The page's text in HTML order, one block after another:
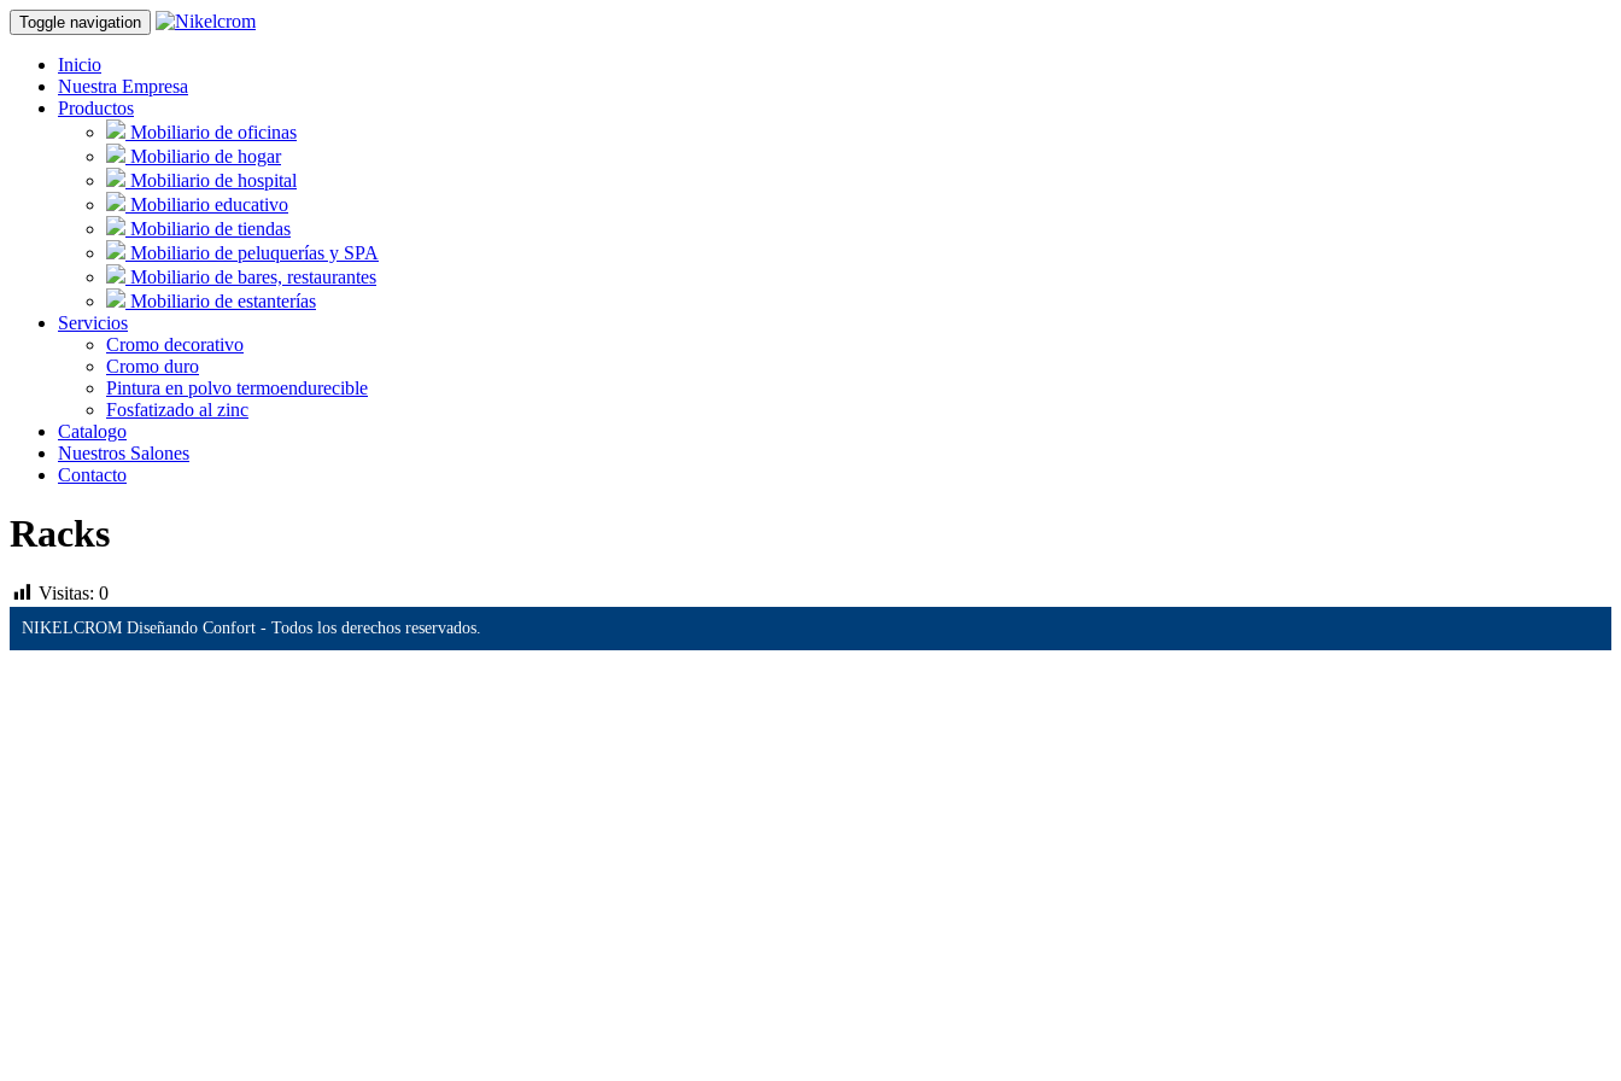
Toggle navigation
Inicio
Nuestra Empresa
Productos
Mobiliario de oficinas
Mobiliario de hogar
Mobiliario de hospital
Mobiliario educativo
Mobiliario de tiendas
Mobiliario de peluquerías y SPA
Mobiliario de bares, restaurantes
Mobiliario de estanterías
Servicios
Cromo decorativo
Cromo duro
Pintura en polvo termoendurecible
Fosfatizado al zinc
Catalogo
Nuestros Salones
Contacto
Racks
Visitas: 0
NIKELCROM Diseñando Confort - Todos los derechos reservados.